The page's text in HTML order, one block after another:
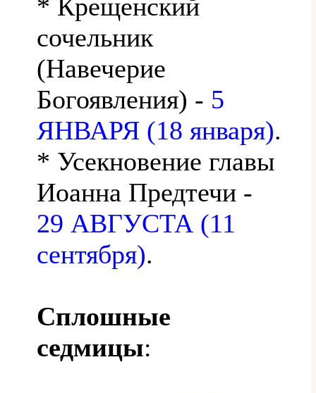
* Крещенский
сочельник
(Навечерие
Богоявления) - 5
ЯНВАРЯ (18 января).
* Усекновение главы
Иоанна Предтечи -
29 АВГУСТА (11
сентября).
Сплошные
седмицы: